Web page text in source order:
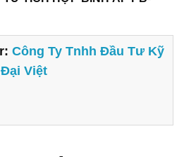
Công Ty Tnhh Đầu Tư Kỹ
Việt